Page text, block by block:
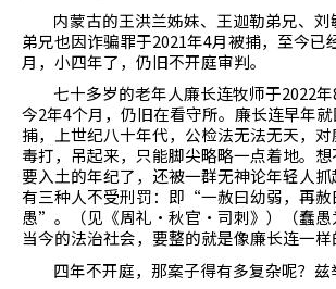
内蒙古的王洪兰姊妹、王迦勒弟兄、
弟兄也因诈骗罪于2021年4月被捕，至今已
月，小四年了，仍旧不开庭审判。
七十多岁的老年人廉长连牧师于2022年
今2年4个月，仍旧在看守所。廉长连早年
捕，上世纪八十年代，公检法无法无天，
毒打，吊起来，只能脚尖略略一点着地。
要入土的年纪了，还被一群无神论年轻人抓
有三种人不受刑罚：即 “一赦曰幼弱，再
愚” 。（见《周礼 · 秋官 · 司刺》）（蠢
当今的法治社会，要整的就是像廉长连一样
四年不开庭，那案子得有多复杂呢？兹